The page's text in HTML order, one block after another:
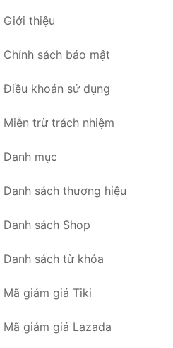
Giới thiệu
Chính sách bảo mật
Điều khoản sử dụng
Miễn trừ trách nhiệm
Danh mục
Danh sách thương hiệu
Danh sách Shop
Danh sách từ khóa
Mã giảm giá Tiki
Mã giảm giá Lazada